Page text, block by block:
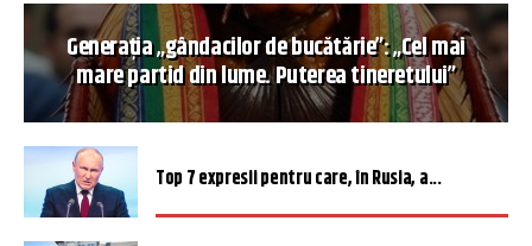
Generația „gândacilor de bucătărie”: „Cel mai
mare partid din lume. Puterea tineretului”
Top 7 expresii pentru care, în Rusia, a...